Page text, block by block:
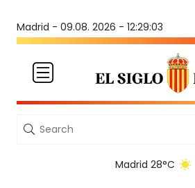
Madrid - 09.08. 2026 - 12:29:03
Madrid 28°C